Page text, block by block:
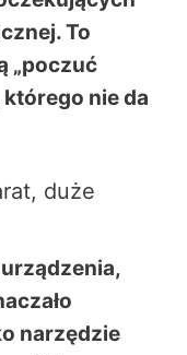
To
„poczuć
nie da
duże
narzędzie